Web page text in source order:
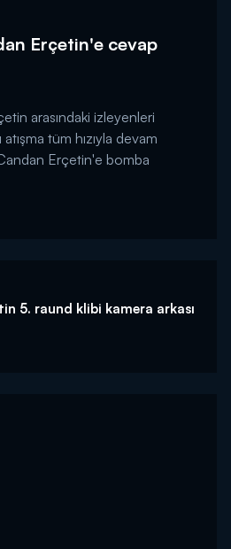
Erçetin'e cevap
arasındaki izleyenleri
tüm hızıyla devam
Erçetin'e bomba
5. raund klibi kamera arkası